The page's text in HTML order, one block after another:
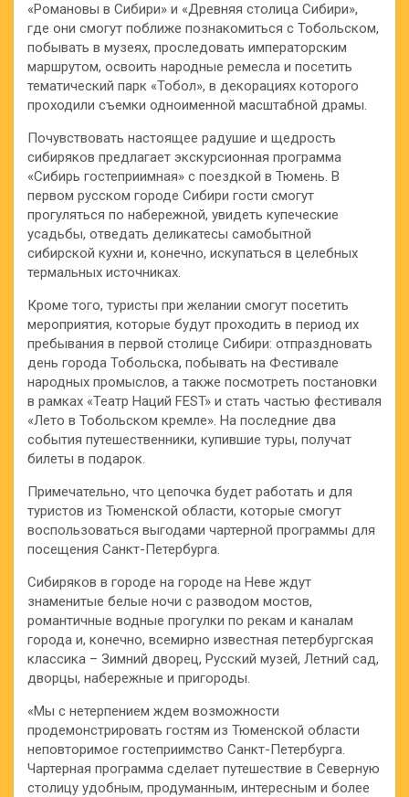
«Романовы в Сибири» и «Древняя столица Сибири»,
где они смогут поближе познакомиться с Тобольском,
побывать в музеях, проследовать императорским
маршрутом, освоить народные ремесла и посетить
тематический парк «Тобол», в декорациях которого
проходили съемки одноименной масштабной драмы.
Почувствовать настоящее радушие и щедрость
сибиряков предлагает экскурсионная программа
«Сибирь гостеприимная» с поездкой в Тюмень. В
первом русском городе Сибири гости смогут
прогуляться по набережной, увидеть купеческие
усадьбы, отведать деликатесы самобытной
сибирской кухни и, конечно, искупаться в целебных
термальных источниках.
Кроме того, туристы при желании смогут посетить
мероприятия, которые будут проходить в период их
пребывания в первой столице Сибири: отпраздновать
день города Тобольска, побывать на Фестивале
народных промыслов, а также посмотреть постановки
в рамках «Театр Наций FEST» и стать частью фестиваля
«Лето в Тобольском кремле». На последние два
события путешественники, купившие туры, получат
билеты в подарок.
Примечательно, что цепочка будет работать и для
туристов из Тюменской области, которые смогут
воспользоваться выгодами чартерной программы для
посещения Санкт-Петербурга.
Сибиряков в городе на городе на Неве ждут
знаменитые белые ночи с разводом мостов,
романтичные водные прогулки по рекам и каналам
города и, конечно, всемирно известная петербургская
классика – Зимний дворец, Русский музей, Летний сад,
дворцы, набережные и пригороды.
«Мы с нетерпением ждем возможности
продемонстрировать гостям из Тюменской области
неповторимое гостеприимство Санкт-Петербурга.
Чартерная программа сделает путешествие в Северную
столицу удобным, продуманным, интересным и более